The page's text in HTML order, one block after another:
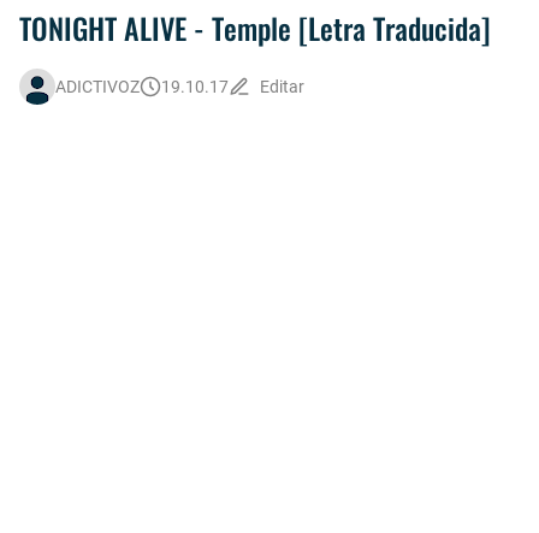
TONIGHT ALIVE - Temple [Letra Traducida]
ADICTIVOZ 19.10.17 Editar